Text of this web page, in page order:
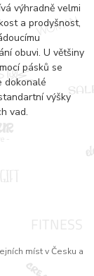
míst v Česku a
výhradně velmi
a prodyšnost,
obuvi. U většiny
pásků se
dokonalé
výšky
vad.